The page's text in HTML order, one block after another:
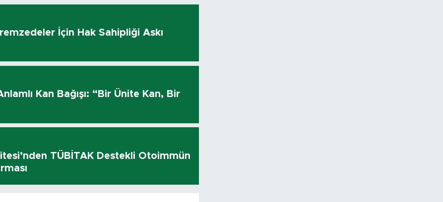
İçin Hak Sahipliği Askı
Kan Bağışı: “Bir Ünite Kan, Bir
TÜBİTAK Destekli Otoimmün